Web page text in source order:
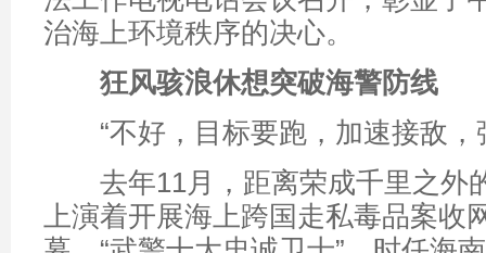
治海上环境秩序的决心。
狂风骇浪休想突破海警防线
“不好，目标要跑，加速接敌，
去年11月，距离荣成千里之外
上演着开展海上跨国走私毒品案收